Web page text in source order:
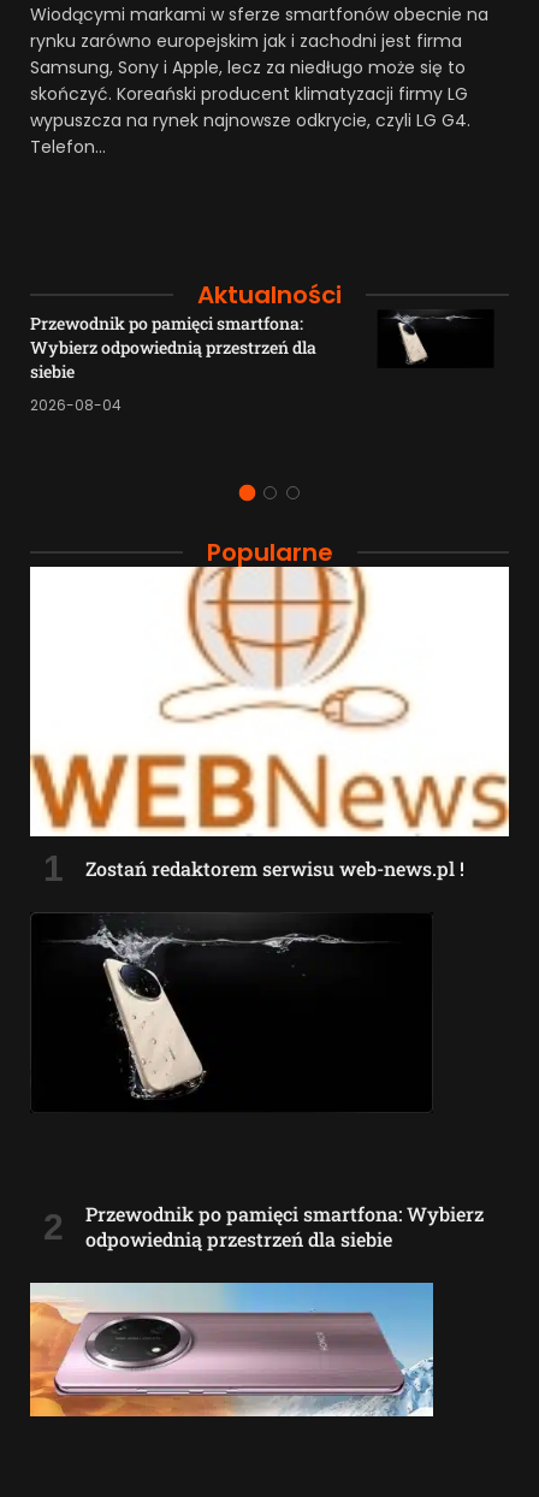
Wiodącymi markami w sferze smartfonów obecnie na
rynku zarówno europejskim jak i zachodni jest firma
Samsung, Sony i Apple, lecz za niedługo może się to
skończyć. Koreański producent klimatyzacji firmy LG
wypuszcza na rynek najnowsze odkrycie, czyli LG G4.
Telefon…
Aktualności
Przewodnik po pamięci smartfona:
Wybierz odpowiednią przestrzeń dla
siebie
2026-08-04
Popularne
Zostań redaktorem serwisu web-news.pl !
Przewodnik po pamięci smartfona: Wybierz
odpowiednią przestrzeń dla siebie